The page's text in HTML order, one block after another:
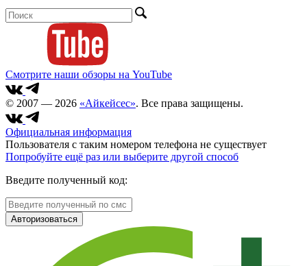
Смотрите наши обзоры на YouTube
© 2007 — 2026 «Айкейсес». Все права защищены.
Официальная информация
Пользователя с таким номером телефона не существует
Попробуйте ещё раз или выберите другой способ
Введите полученный код:
Авторизоваться